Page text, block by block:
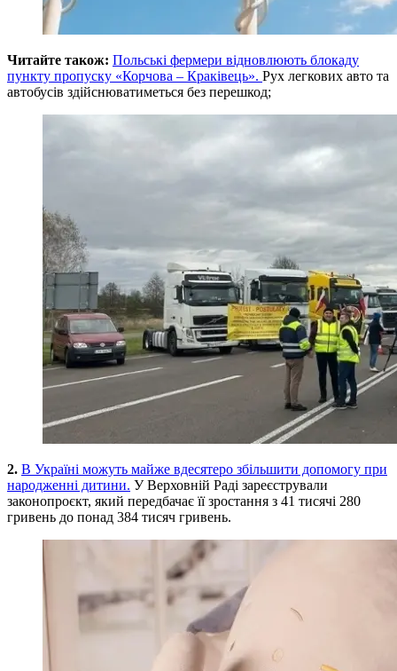
Читайте також: Польські фермери відновлюють блокаду
пункту пропуску «Корчова – Краківець». Рух легкових авто та
автобусів здійснюватиметься без перешкод;
2. В Україні можуть майже вдесятеро збільшити допомогу при
народженні дитини. У Верховній Раді зареєстрували
законопроєкт, який передбачає її зростання з 41 тисячі 280
гривень до понад 384 тисяч гривень.